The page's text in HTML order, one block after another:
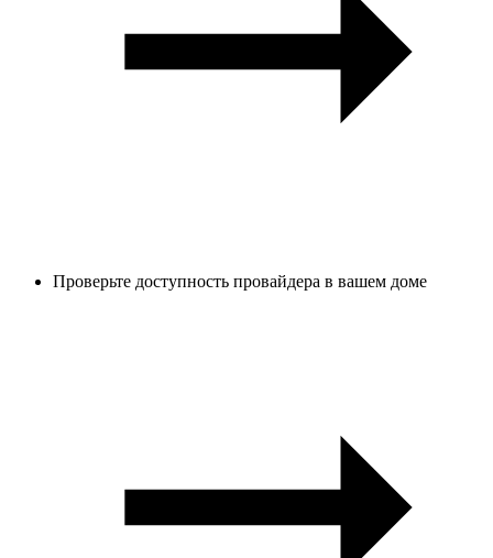
Проверьте доступность провайдера в вашем доме